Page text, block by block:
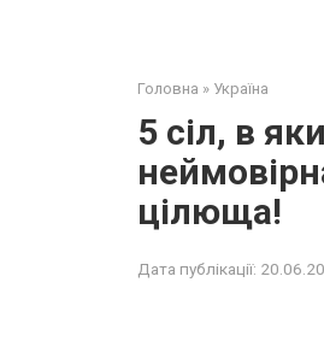
Головна » Україна
5 сіл, в
цілюща!
Дата публікації: